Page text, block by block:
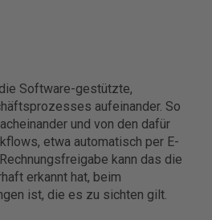
Software-gestützte,
aufeinander. So
und von den dafür
etwa automatisch per E-
kann das die
erkannt hat, beim
ist, die es zu sichten gilt.